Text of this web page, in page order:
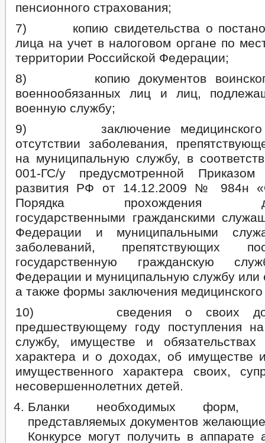
пенсионного страхования;
7) копию свидетельства о
лица на учет в налоговом органе по
территории Российской Федерации;
8) копию документов
военнообязанных лиц и лиц,
военную службу;
9) заключение медицинского
отсутствии заболевания,
на муниципальную службу, в
001-ГС/у предусмотренной
развития РФ от 14.12.2009 № 984н
Порядка прохождения
государственными гражданскими
Федерации и муниципальными
заболеваний, препятствующих
государственную гражданскую
Федерации и муниципальную службу
а также формы заключения
10) сведения о своих
предшествующему году поступления
службу, имуществе и обязательствах
характера и о доходах, об имуществе и
имущественного характера своих,
несовершеннолетних детей.
Бланки необходимых форм,
представляемых документов
Конкурсе могут получить в аппарате